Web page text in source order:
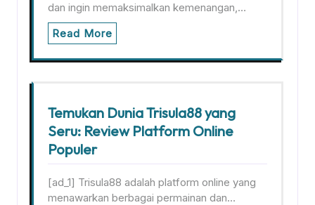
dan ingin memaksimalkan kemenangan,…
Read More
Temukan Dunia Trisula88 yang
Seru: Review Platform Online
Populer
[ad_1] Trisula88 adalah platform online yang
menawarkan berbagai permainan dan…